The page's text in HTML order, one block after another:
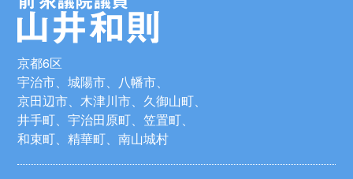
京都6区
宇治市、城陽市、八幡市、
京田辺市、木津川市、久御山町、
井手町、宇治田原町、笠置町、
和束町、精華町、南山城村